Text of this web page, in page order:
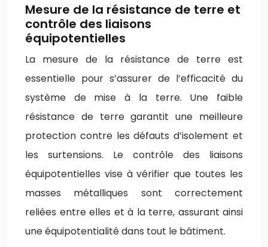
Mesure de la résistance de terre et
contrôle des liaisons
équipotentielles
La mesure de la résistance de terre est
essentielle pour s’assurer de l’efficacité du
système de mise à la terre. Une faible
résistance de terre garantit une meilleure
protection contre les défauts d’isolement et
les surtensions. Le contrôle des liaisons
équipotentielles vise à vérifier que toutes les
masses métalliques sont correctement
reliées entre elles et à la terre, assurant ainsi
une équipotentialité dans tout le bâtiment.